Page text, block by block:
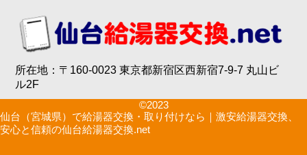
所在地：〒160-0023 東京都新宿区西新宿7-9-7 丸山ビ
ル2F
©2023
仙台（宮城県）で給湯器交換・取り付けなら｜激安給湯器交換、
安心と信頼の仙台給湯器交換.net